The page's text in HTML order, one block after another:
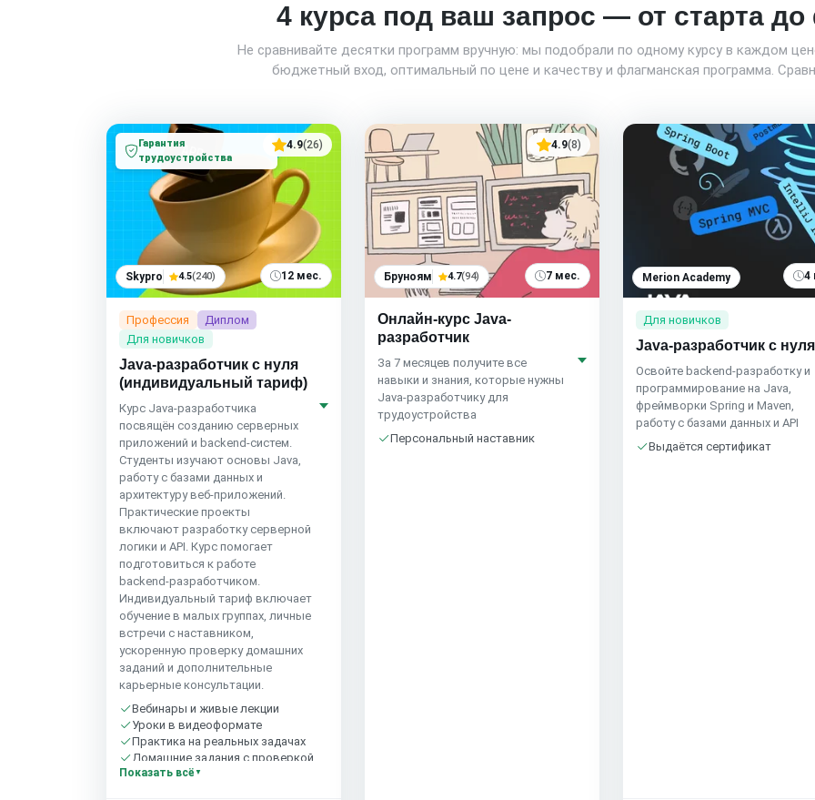
4 курса под ваш запрос — от старта
Не сравнивайте десятки программ вручную: мы подобрали по одному курсу в каждом
бюджетный вход, оптимальный по цене и качеству и флагманская программа.
Гарантия
трудоустройства
4.9(26)
Skypro 4.5(240) 12 мес.
Профессия
Диплом
Для новичков
Java-разработчик с нуля
(индивидуальный тариф)
Курс Java‑разработчика
посвящён созданию серверных
приложений и backend‑систем.
Студенты изучают основы Java,
работу с базами данных и
архитектуру веб‑приложений.
Практические проекты
включают разработку серверной
логики и API. Курс помогает
подготовиться к работе
backend‑разработчиком.
Индивидуальный тариф включает
обучение в малых группах, личные
встречи с наставником,
ускоренную проверку домашних
заданий и дополнительные
карьерные консультации.
Вебинары и живые лекции
Уроки в видеоформате
Практика на реальных задачах
Домашние задания с проверкой
Сообщество студентов
Показать всё
4.9(8)
Бруноям 4.7(94) 7 мес.
Онлайн-курс Java-
разработчик
За 7 месяцев получите все
навыки и знания, которые нужны
Java-разработчику для
трудоустройства
Персональный наставник
Merion Academy 4
Для новичков
Java-разработчик с нуля
Освойте backend-разработку и
программирование на Java,
фреймворки Spring и Maven,
работу с базами данных и API
Выдаётся сертификат